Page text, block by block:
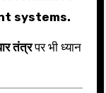
systems.
तंत्रपर भी ध्यान